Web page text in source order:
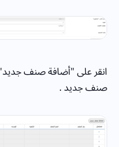
انقر على "أضافة صنف
صنف جديد .